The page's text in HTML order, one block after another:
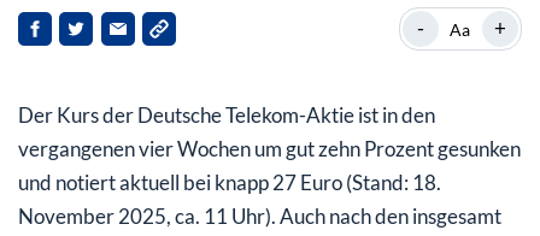
Deutsche Telekom mit neuer Prognose und starker
Dividende
- Aa +
Der Kurs der Deutsche Telekom-Aktie ist in den
vergangenen vier Wochen um gut zehn Prozent gesunken
und notiert aktuell bei knapp 27 Euro (Stand: 18.
November 2025, ca. 11 Uhr). Auch nach den insgesamt